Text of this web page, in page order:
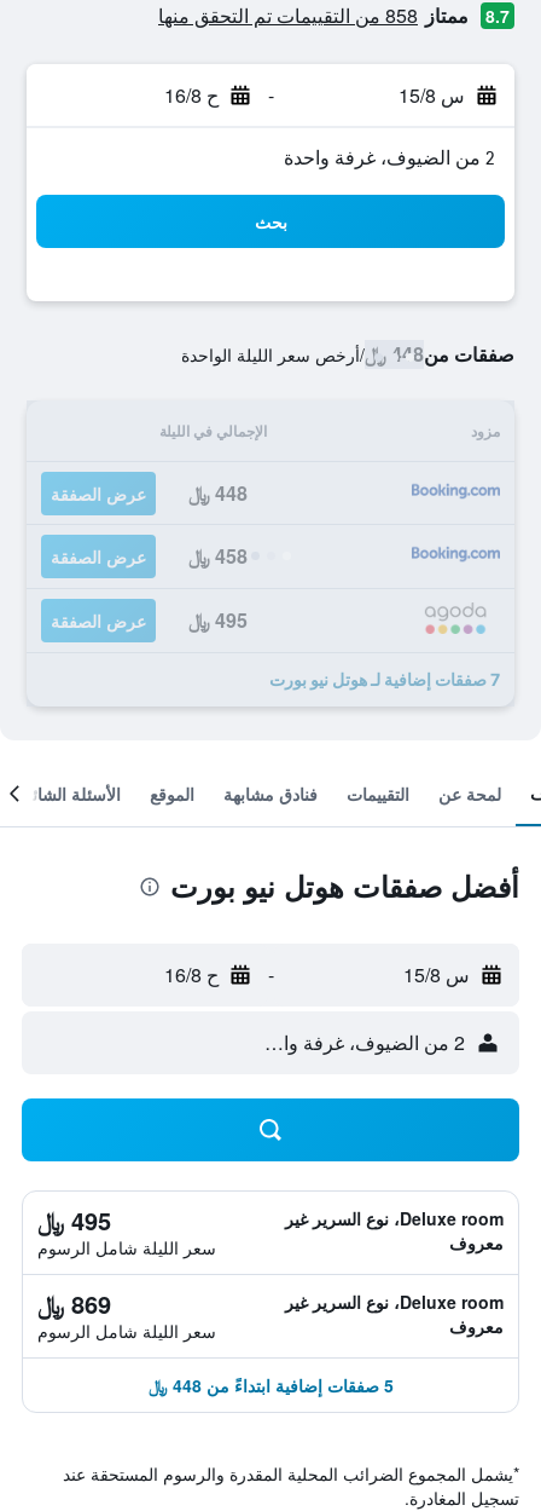
8.7 ممتاز 858 من التقييمات تم التحقق منها
س 15/8 - ح 16/8
2 من الضيوف، غرفة واحدة
بحث
صفقات من448 ﷼ /أرخص سعر الليلة الواحدة
مزود الإجمالي في الليلة
448 ﷼ عرض الصفقة
458 ﷼ عرض الصفقة
495 ﷼ عرض الصفقة
7 صفقات إضافية لـ هوتل نيو بورت
لمحة عن التقييمات فنادق مشابهة الموقع الأسئلة الشائعة
أفضل صفقات هوتل نيو بورت
س 15/8 - ح 16/8
2 من الضيوف، غرفة واحدة
Deluxe room، نوع السرير غير
معروف
495 ﷼
سعر الليلة شامل الرسوم
Deluxe room، نوع السرير غير
معروف
869 ﷼
سعر الليلة شامل الرسوم
5 صفقات إضافية ابتداءً من 448 ﷼
*يشمل المجموع الضرائب المحلية المقدرة والرسوم المستحقة عند
تسجيل المغادرة.